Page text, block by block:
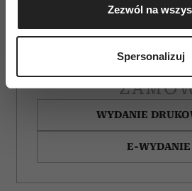
geograficznej z dokładnością
Identyfikować Twoje
(fingerprinting, czyli wirtualny
dane są przetwarzane oraz ustaw
sekcji szczegółów. W Deklaracji
zmienić lub wycofać swoją zgodę
i reklam, aby oferować funkcje
Zezwól na
Spersonalizuj
WYDANIE
E-WYDANIE